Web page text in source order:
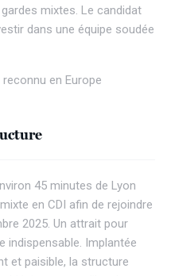
mixtes. Le candidat
dans une équipe soudée
en Europe
45 minutes de Lyon
en CDI afin de rejoindre
2025. Un attrait pour
indispensable. Implantée
et paisible, la structure